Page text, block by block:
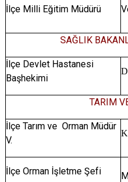
İlçe Milli Eğitim Müdürü
SAĞLIK
İlçe Devlet Hastanesi
Başhekimi
TARIM
İlçe Tarım ve Orman Müdür
V.
İlçe Orman İşletme Şefi